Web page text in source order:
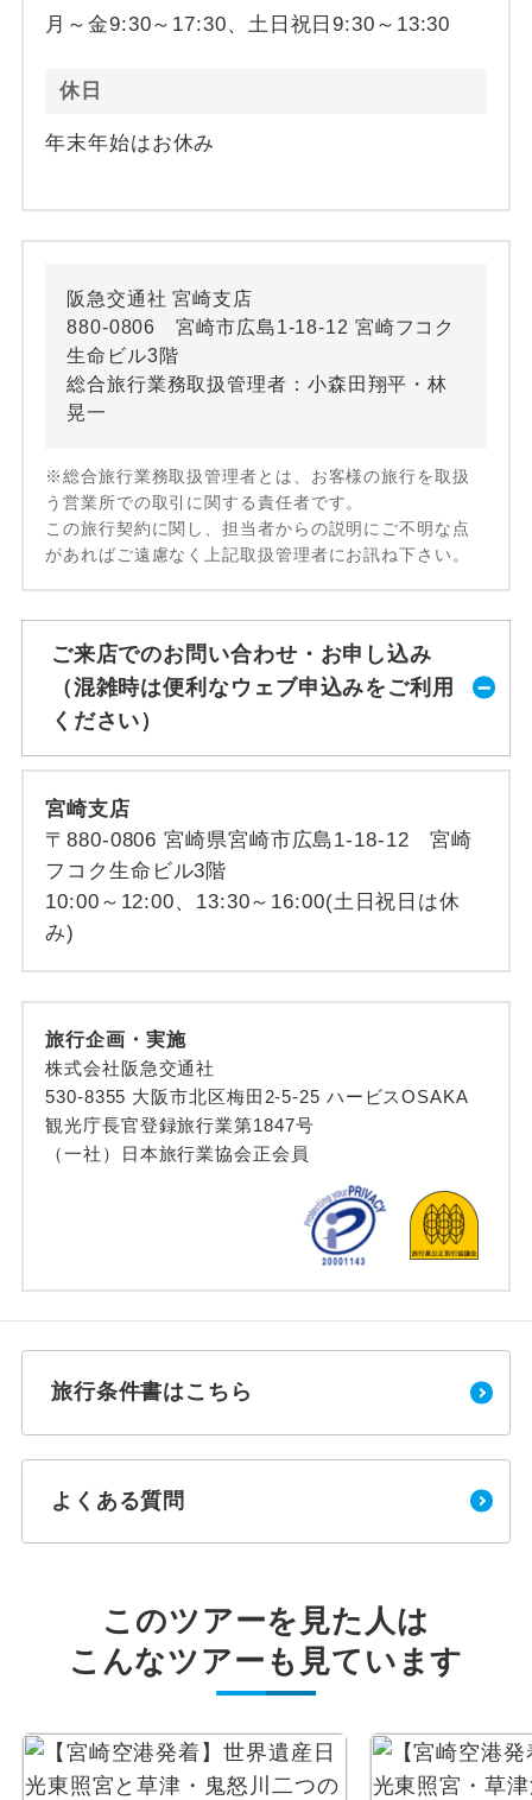
月～金9:30～17:30、土日祝日9:30～13:30
休日
年末年始はお休み
阪急交通社 宮崎支店
880-0806 宮崎市広島1-18-12 宮崎フコク
生命ビル3階
総合旅行業務取扱管理者：小森田翔平・林
晃一
※総合旅行業務取扱管理者とは、お客様の旅行を取扱
う営業所での取引に関する責任者です。
この旅行契約に関し、担当者からの説明にご不明な点
があればご遠慮なく上記取扱管理者にお訊ね下さい。
ご来店でのお問い合わせ・お申し込み
（混雑時は便利なウェブ申込みをご利用
ください）
宮崎支店
〒880-0806 宮崎県宮崎市広島1-18-12 宮崎
フコク生命ビル3階
10:00～12:00、13:30～16:00(土日祝日は休
み)
旅行企画・実施
株式会社阪急交通社
530-8355 大阪市北区梅田2-5-25 ハービスOSAKA
観光庁長官登録旅行業第1847号
（一社）日本旅行業協会正会員
旅行条件書はこちら
よくある質問
このツアーを見た人は
こんなツアーも見ています